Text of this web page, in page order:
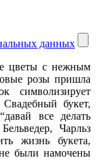
данных
цветы с нежным
розы пришла
символизирует
букет,
все делать
Чарльз
жизнь букета,
были намочены